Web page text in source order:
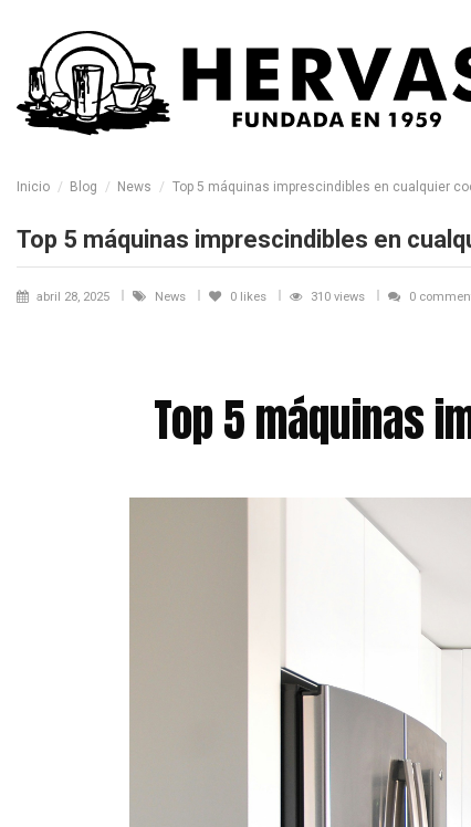
Inicio Blog News Top 5 máquinas imprescindibles en cualquier
Top 5 máquinas imprescindibles en
abril 28, 2025 News 0 likes 310 views 0
Top 5 máquinas